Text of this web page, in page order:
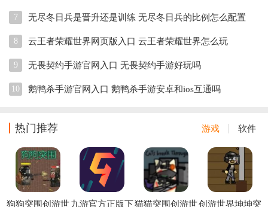
7 无尽冬日兵是晋升还是训练 无尽冬日兵的比例怎么配置
8 云王者荣耀世界网页版入口 云王者荣耀世界怎么玩
9 无畏契约手游官网入口 无畏契约手游好玩吗
10 鹅鸭杀手游官网入口 鹅鸭杀手游安卓和ios互通吗
热门推荐 游戏 软件
狗狗突围创游世九游官方正版下猫猫突围创游世创游世界坤坤突